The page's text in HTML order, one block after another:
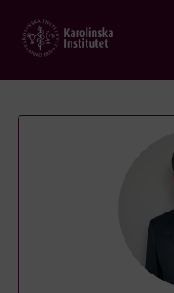
main